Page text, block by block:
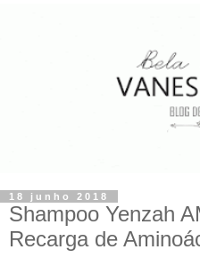
18 junho 2018
Shampoo Yenzah
Recarga de